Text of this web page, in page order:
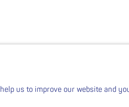
us to improve our website and